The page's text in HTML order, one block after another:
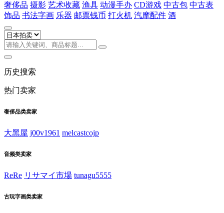
奢侈品 摄影 艺术收藏 渔具 动漫手办 CD游戏 中古包 中古表
饰品 书法字画 乐器 邮票钱币 打火机 汽摩配件 酒
历史搜索
热门卖家
奢侈品类卖家
大黑屋 j00v1961 melcastcojp
音频类卖家
ReRe リサマイ市場 tunagu5555
古玩字画类卖家